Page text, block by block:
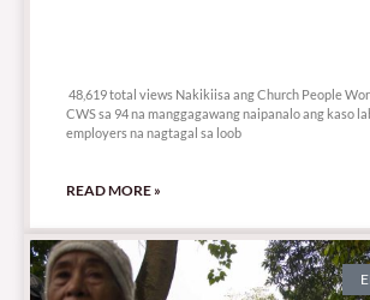
48,619 total views Nakikiisa ang Church People
CWS sa 94 na manggagawang naipanalo ang kaso
employers na nagtagal sa loob
READ MORE »